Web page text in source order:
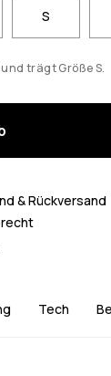
S
trägt Größe S.
& Rückversand
Tech